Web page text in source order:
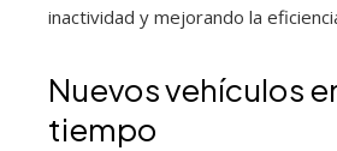
inactividad y mejorando la
Nuevos vehículos
tiempo